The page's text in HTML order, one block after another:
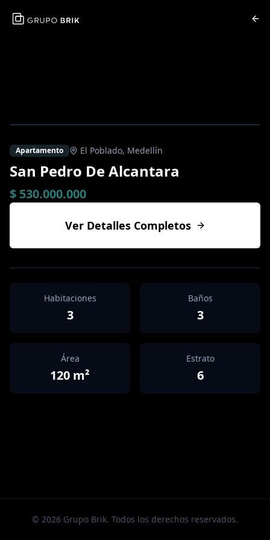
Apartamento El Poblado, Medellín
San Pedro De Alcantara
$ 530.000.000
Ver Detalles Completos
Habitaciones
3
Baños
3
Área
120 m²
Estrato
6
© 2026 Grupo Brik. Todos los derechos reservados.